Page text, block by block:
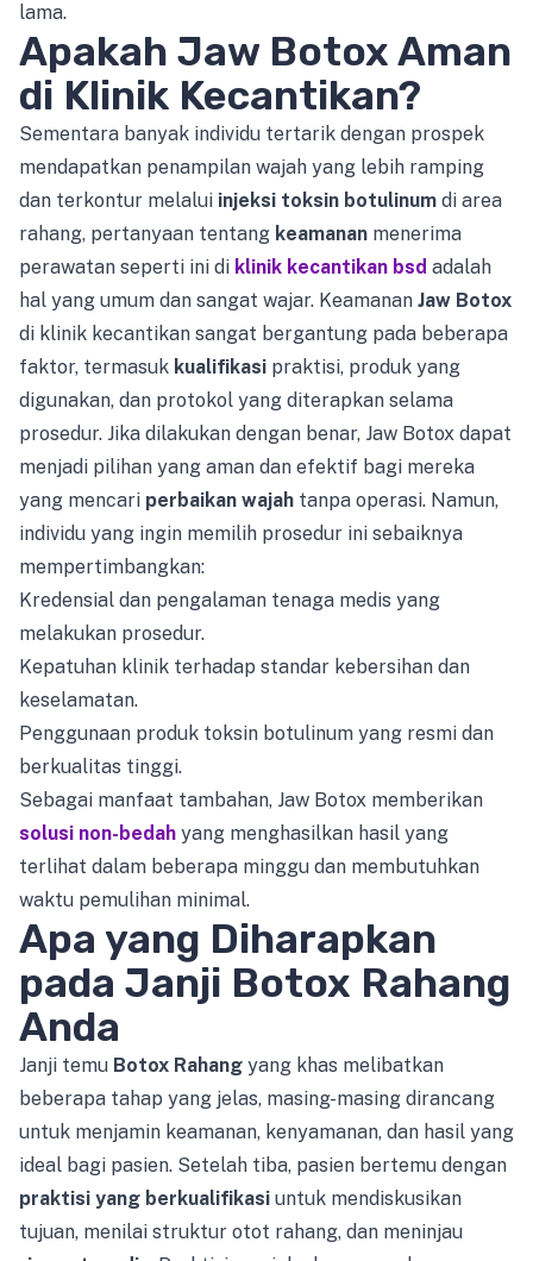
lama.
Apakah Jaw Botox Aman
di Klinik Kecantikan?
Sementara banyak individu tertarik dengan prospek
mendapatkan penampilan wajah yang lebih ramping
dan terkontur melalui injeksi toksin botulinum di area
rahang, pertanyaan tentang keamanan menerima
perawatan seperti ini di klinik kecantikan bsd adalah
hal yang umum dan sangat wajar. Keamanan Jaw Botox
di klinik kecantikan sangat bergantung pada beberapa
faktor, termasuk kualifikasi praktisi, produk yang
digunakan, dan protokol yang diterapkan selama
prosedur. Jika dilakukan dengan benar, Jaw Botox dapat
menjadi pilihan yang aman dan efektif bagi mereka
yang mencari perbaikan wajah tanpa operasi. Namun,
individu yang ingin memilih prosedur ini sebaiknya
mempertimbangkan:
Kredensial dan pengalaman tenaga medis yang
melakukan prosedur.
Kepatuhan klinik terhadap standar kebersihan dan
keselamatan.
Penggunaan produk toksin botulinum yang resmi dan
berkualitas tinggi.
Sebagai manfaat tambahan, Jaw Botox memberikan
solusi non-bedah yang menghasilkan hasil yang
terlihat dalam beberapa minggu dan membutuhkan
waktu pemulihan minimal.
Apa yang Diharapkan
pada Janji Botox Rahang
Anda
Janji temu Botox Rahang yang khas melibatkan
beberapa tahap yang jelas, masing-masing dirancang
untuk menjamin keamanan, kenyamanan, dan hasil yang
ideal bagi pasien. Setelah tiba, pasien bertemu dengan
praktisi yang berkualifikasi untuk mendiskusikan
tujuan, menilai struktur otot rahang, dan meninjau